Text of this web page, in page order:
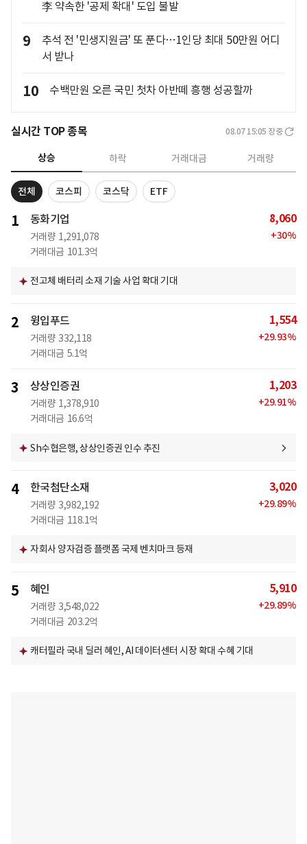
李 약속한 '공제 확대' 도입 불발
9
추석 전 '민생지원금' 또 푼다…1인당 최대 50만원 어디
서 받나
10 수백만원 오른 국민 첫차 아반떼 흥행 성공할까
실시간 TOP 종목 08.07 15:05 장중
상승 하락 거래대금 거래량
전체 코스피 코스닥 ETF
1 동화기업
거래량 1,291,078
거래대금 101.3억
8,060
+30%
전고체 배터리 소재 기술 사업 확대 기대
2 윙입푸드
거래량 332,118
거래대금 5.1억
1,554
+29.93%
3 상상인증권
거래량 1,378,910
거래대금 16.6억
1,203
+29.91%
Sh수협은행, 상상인증권 인수 추진
4 한국첨단소재
거래량 3,982,192
거래대금 118.1억
3,020
+29.89%
자회사 양자검증 플랫폼 국제 벤치마크 등재
5 혜인
거래량 3,548,022
거래대금 203.2억
5,910
+29.89%
캐터필라 국내 딜러 혜인, AI 데이터센터 시장 확대 수혜 기대